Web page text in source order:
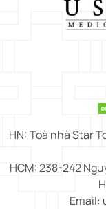
HN: Toà nhà Star
HCM: 238-242
Email: